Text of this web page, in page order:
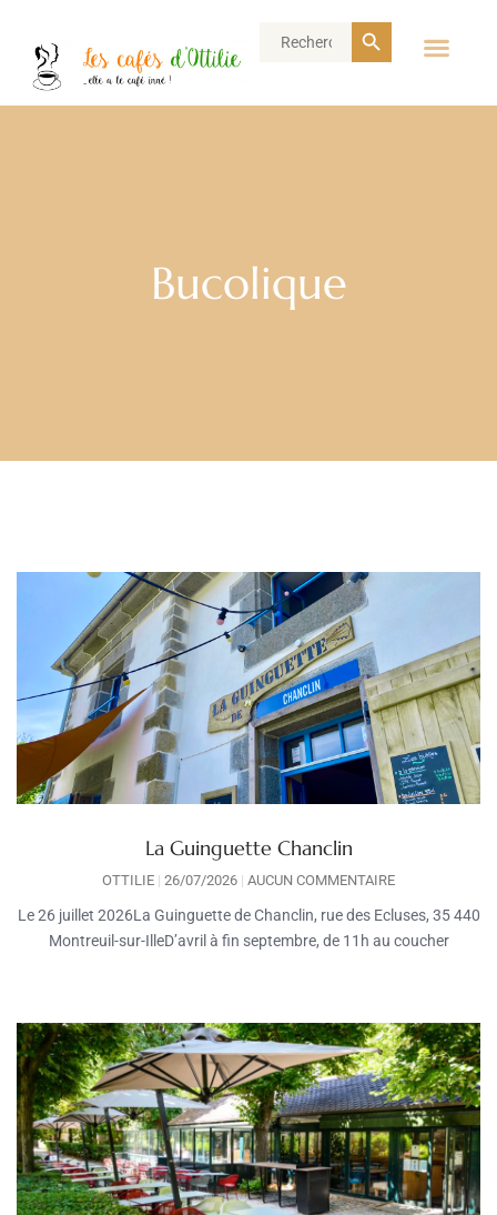
Search
Search Button
Bucolique
La Guinguette Chanclin
OTTILIE 26/07/2026 AUCUN COMMENTAIRE
Le 26 juillet 2026La Guinguette de Chanclin, rue des Ecluses, 35 440
Montreuil-sur-IlleD’avril à fin septembre, de 11h au coucher